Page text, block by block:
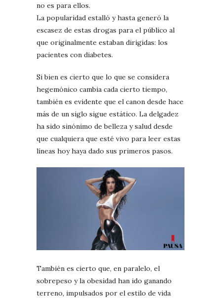
no es para ellos.
La popularidad estalló y hasta generó la
escasez de estas drogas para el público al
que originalmente estaban dirigidas: los
pacientes con diabetes.
Si bien es cierto que lo que se considera
hegemónico cambia cada cierto tiempo,
también es evidente que el canon desde hace
más de un siglo sigue estático. La delgadez
ha sido sinónimo de belleza y salud desde
que cualquiera que esté vivo para leer estas
líneas hoy haya dado sus primeros pasos.
También es cierto que, en paralelo, el
sobrepeso y la obesidad han ido ganando
terreno, impulsados por el estilo de vida